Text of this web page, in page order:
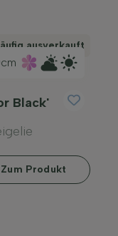
ausverkauft
Black'
Zum Produkt